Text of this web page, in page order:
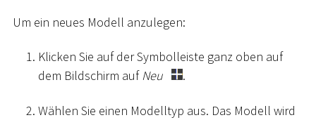
Um ein neues Modell anzulegen:
Klicken Sie auf der Symbolleiste ganz oben auf
dem Bildschirm aufNeu .
Wählen Sie einen Modelltyp aus. Das Modell wird